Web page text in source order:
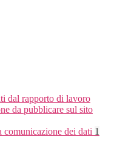
dal rapporto di lavoro
da pubblicare sul sito
comunicazione dei dati 1